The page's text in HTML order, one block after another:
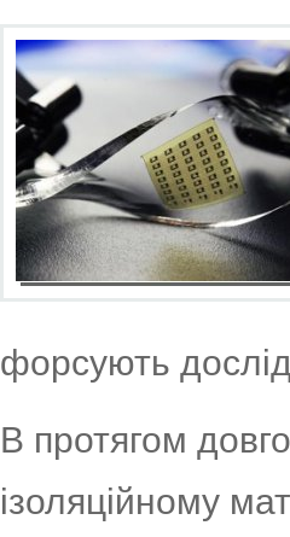
форсують
В протягом
ізоляційному